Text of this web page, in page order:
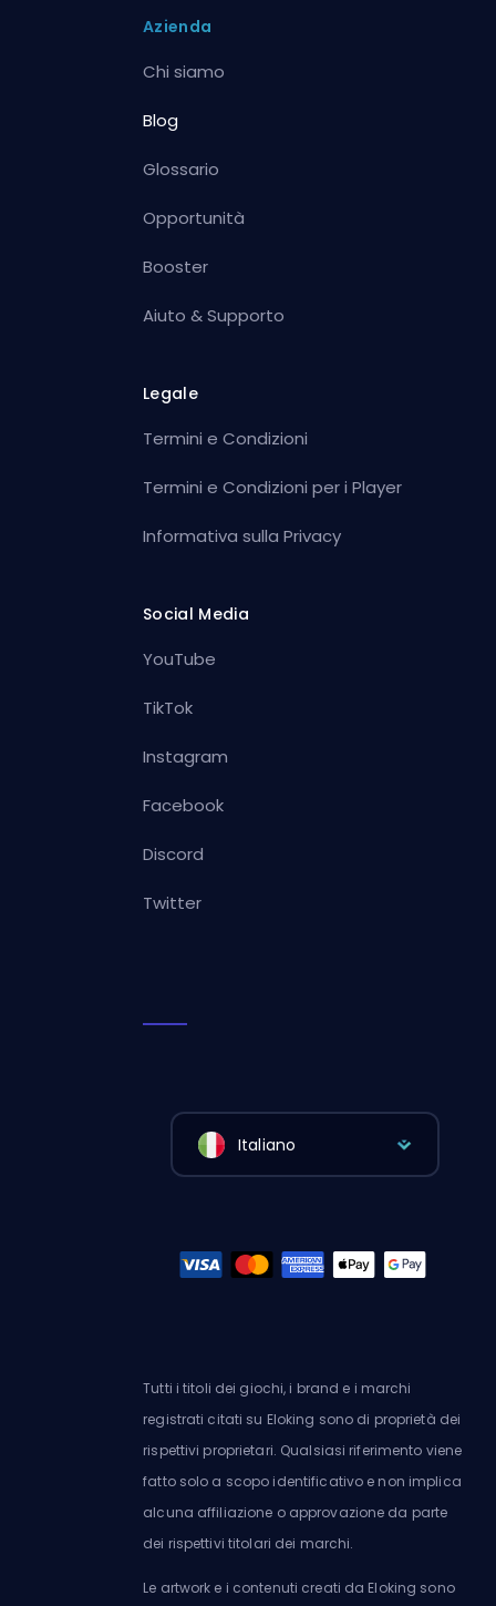
Azienda
Chi siamo
Blog
Glossario
Opportunità
Booster
Aiuto & Supporto
Legale
Termini e Condizioni
Termini e Condizioni per i Player
Informativa sulla Privacy
Social Media
YouTube
TikTok
Instagram
Facebook
Discord
Twitter
Italiano
Tutti i titoli dei giochi, i brand e i marchi
registrati citati su Eloking sono di proprietà dei
rispettivi proprietari. Qualsiasi riferimento viene
fatto solo a scopo identificativo e non implica
alcuna affiliazione o approvazione da parte
dei rispettivi titolari dei marchi.
Le artwork e i contenuti creati da Eloking sono